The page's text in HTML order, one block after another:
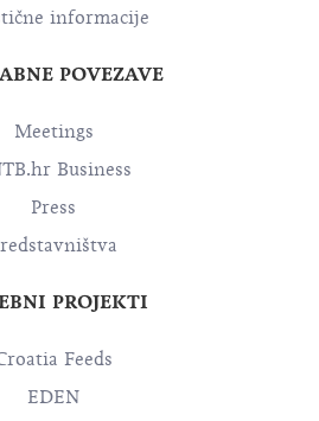
informacije
POVEZAVE
Meetings
Business
Press
PROJEKTI
Feeds
EDEN